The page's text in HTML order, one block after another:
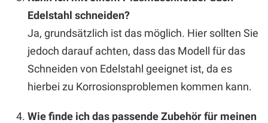
Edelstahl schneiden?
Ja, grundsätzlich ist das möglich. Hier sollten Sie
jedoch darauf achten, dass das Modell für das
Schneiden von Edelstahl geeignet ist, da es
hierbei zu Korrosionsproblemen kommen kann.
Wie finde ich das passende Zubehör für meinen